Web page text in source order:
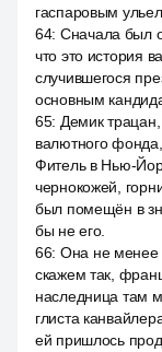
гаспаровым
64: Сначала был
что это история
случившегося
основным
65: Демик
валютного
Фитель в Нью-
чернокожей,
был помещён в
бы не его.
66: Она не менее
скажем так,
наследница там
глиста
ей пришлось